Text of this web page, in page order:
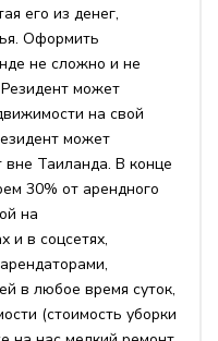
его из денег,
Оформить
не сложно и не
может
на свой
может
вне Таиланда. В конце
30% от арендного
на
и в соцсетях,
в любое время суток,
(стоимость уборки